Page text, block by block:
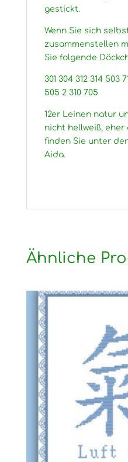
gestickt.
Wenn Sie sich
zusammenstellen
Sie folgende
301 304 312 314 503
505 2 310 705
12er Leinen natur
nicht hellweiß, eher
finden Sie unter
Aida.
Ähnliche